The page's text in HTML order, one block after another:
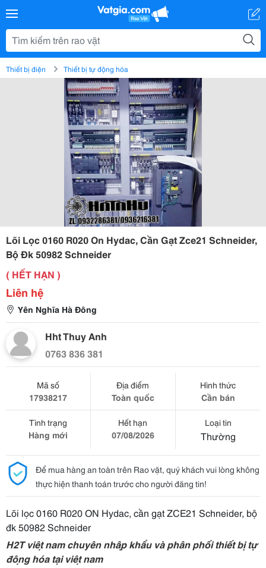
Thiết bị điện Thiết bị tự động hóa
Lõi Lọc 0160 R020 On Hydac, Cần Gạt Zce21 Schneider,
Bộ Đk 50982 Schneider
( HẾT HẠN )
Liên hệ
Yên Nghĩa Hà Đông
Hht Thuy Anh
0763 836 381
Mã số
17938217
Địa điểm
Toàn quốc
Hình thức
Cần bán
Tình trạng
Hàng mới
Hết hạn
07/08/2026
Loại tin
Thường
Để mua hàng an toàn trên Rao vặt, quý khách vui lòng không
thực hiện thanh toán trước cho người đăng tin!
Lõi lọc 0160 R020 ON Hydac, cần gạt ZCE21 Schneider, bộ
đk 50982 Schneider
H2T việt nam chuyên nhập khẩu và phân phối thiết bị tự
động hóa tại việt nam